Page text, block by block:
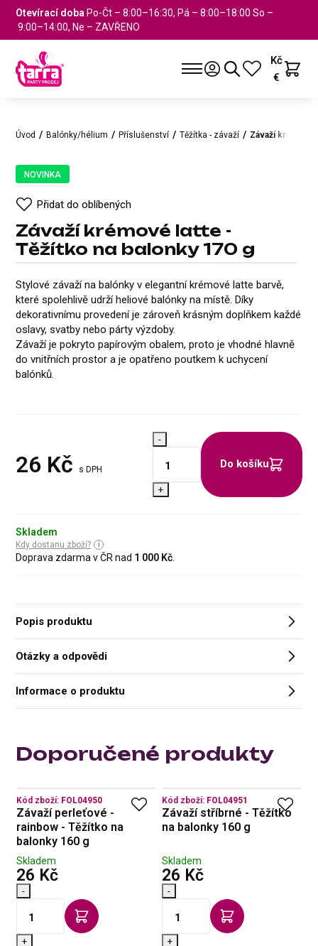
Otevírací doba Po-Čt – 8:00–16:30, Pá – 8:00–18:00 So –
9:00–14:00, Ne – ZAVŘENO
Kč
€
Úvod Balónky/hélium Příslušenství Těžítka - závaží Závaží krémové
NOVINKA
Přidat do oblíbených
Závaží krémové latte -
Těžítko na balonky 170 g
Stylové závaží na balónky v elegantní krémové latte barvě,
které spolehlivě udrží heliové balónky na místě. Díky
dekorativnímu provedení je zároveň krásným doplňkem každé
oslavy, svatby nebo párty výzdoby.
Závaží je pokryto papírovým obalem, proto je vhodné hlavně
do vnitřních prostor a je opatřeno poutkem k uchycení
balónků.
26 Kč s DPH
-
+
Do košíku
Skladem
Kdy dostanu zboží?
Doprava zdarma v ČR nad 1 000 Kč
Popis produktu
Otázky a odpovědi
Informace o produktu
Doporučené produkty
Kód zboží: FOL04950
Závaží perleťové -
rainbow - Těžítko na
balonky 160 g
Skladem
26 Kčs DPH
-
+
Kód zboží: FOL04951
Závaží stříbrné - Těžítko
na balonky 160 g
Skladem
26 Kčs DPH
-
+